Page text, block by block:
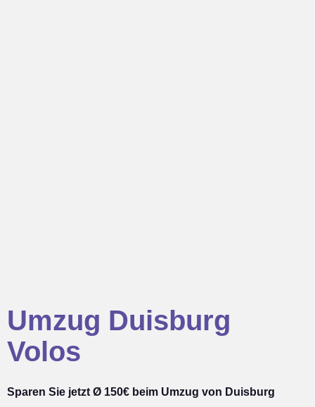
Umzug Duisburg
Volos
Sparen Sie jetzt Ø 150€ beim Umzug von Duisburg